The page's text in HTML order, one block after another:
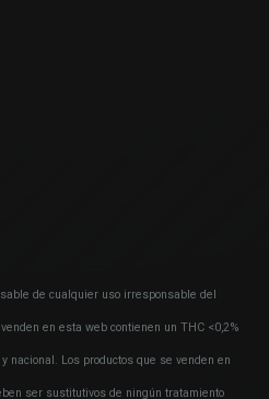
de cualquier uso irresponsable del
en esta web contienen un THC <0,2%
nacional. Los productos que se venden en
ser sustitutivos de ningún tratamiento